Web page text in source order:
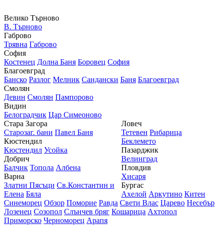
Велико Търново
В. Търново
Габрово
Трявна Габрово
София
Костенец Долна Баня Боровец София
Благоевград
Банско Разлог Мелник Сандански Баня Благоевград
Смолян
Девин Смолян Пампорово
Видин
Белоградчик Цар Симеоново
Стара Загора
Старозаг. бани Павел Баня
Кюстендил
Кюстендил Усойка
Добрич
Балчик Топола Албена
Варна
Златни Пясъци Св.Константин и
Елена Бяла
Ловеч
Тетевен Рибарица
Беклемето
Пазарджик
Велинград
Пловдив
Хисаря
Бургас
Ахелой Аркутино Китен
Синеморец Обзор Поморие Равда Свети Влас Царево Несебър
Лозенец Созопол Слънчев бряг Кошарица Ахтопол
Приморско Черноморец Арапя